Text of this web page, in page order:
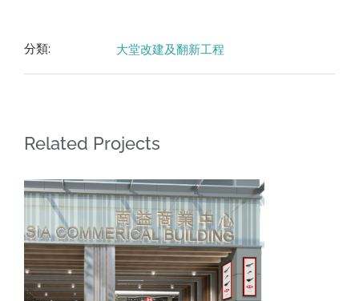
分類: 大堂改建及翻新工程
Related Projects